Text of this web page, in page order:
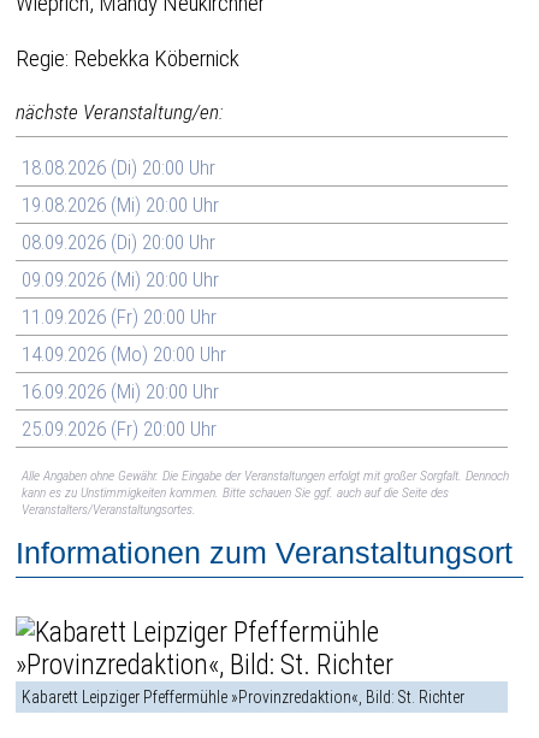
Regie: Rebekka Köbernick
nächste Veranstaltung/en:
18.08.2026 (Di) 20:00 Uhr
19.08.2026 (Mi) 20:00 Uhr
08.09.2026 (Di) 20:00 Uhr
09.09.2026 (Mi) 20:00 Uhr
11.09.2026 (Fr) 20:00 Uhr
14.09.2026 (Mo) 20:00 Uhr
16.09.2026 (Mi) 20:00 Uhr
25.09.2026 (Fr) 20:00 Uhr
Alle Angaben ohne Gewähr. Die Eingabe der Veranstaltungen erfolgt mit großer Sorgfalt. Dennoch
kann es zu Unstimmigkeiten kommen. Bitte schauen Sie ggf. auch auf die Seite des
Veranstalters/Veranstaltungsortes.
Informationen zum Veranstaltungsort
Kabarett Leipziger Pfeffermühle »Provinzredaktion«, Bild: St. Richter